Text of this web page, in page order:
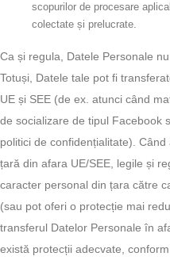
scopurilor de procesare
colectate și prelucrate.
Ca și regula, Datele Personale
Totuși, Datele tale pot fi
UE și SEE (de ex. atunci când
de socializare de tipul Facebook
politici de confidențialitate).
țară din afara UE/SEE, legile și
caracter personal din țara către
(sau pot oferi o protecție mai
transferul Datelor Personale în
există protecții adecvate, conform